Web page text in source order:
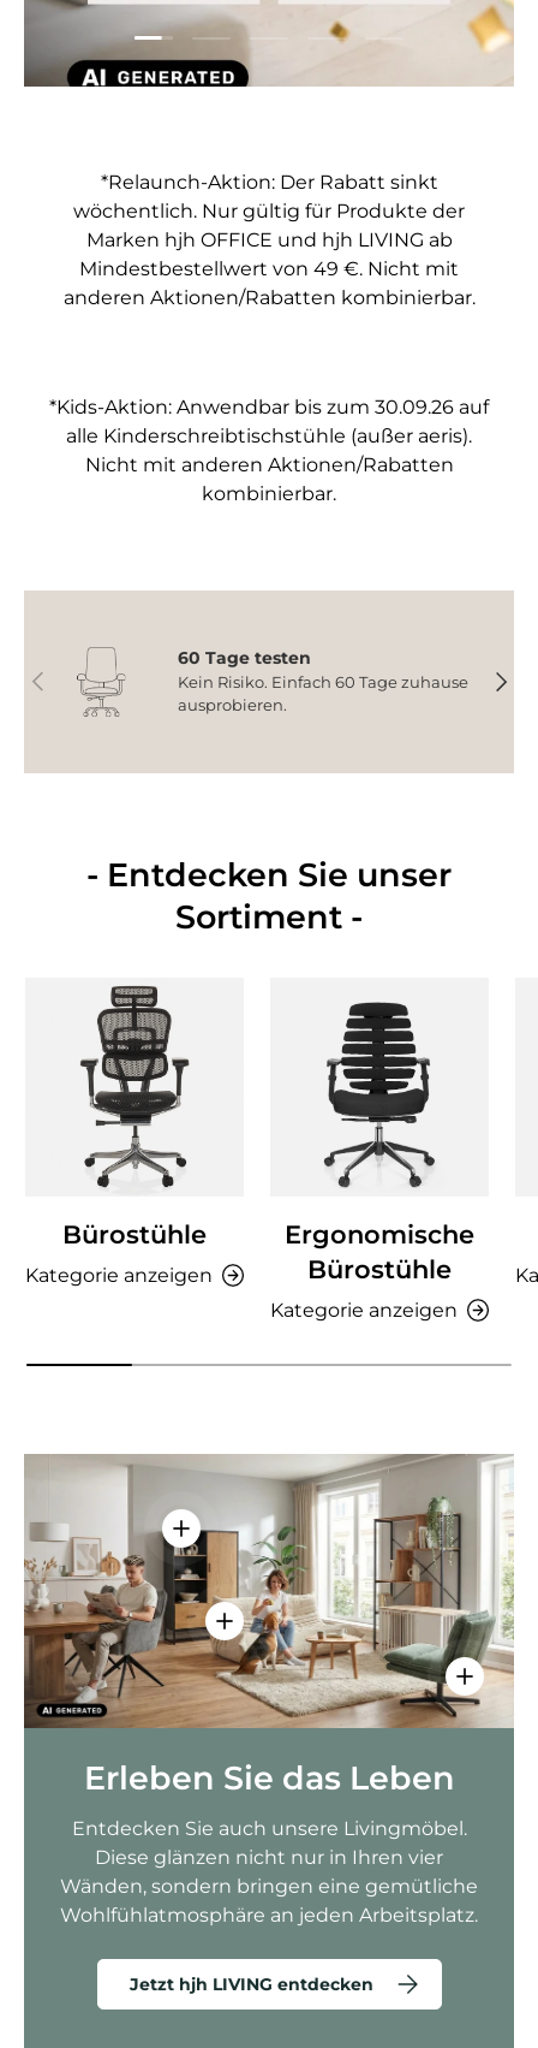
Folie laden 1 von 5
Folie laden 2 von 5
Folie laden 3 von 5
Folie laden 4 von 5
Folie laden 5
*Relaunch-Aktion: Der Rabatt sinkt
wöchentlich. Nur gültig für Produkte der
Marken hjh OFFICE und hjh LIVING ab
Mindestbestellwert von 49 €. Nicht mit
anderen Aktionen/Rabatten kombinierbar.
*Kids-Aktion: Anwendbar bis zum 30.09.26 auf
alle Kinderschreibtischstühle (außer aeris).
Nicht mit anderen Aktionen/Rabatten
kombinierbar.
Vorherige
60 Tage testen
Kein Risiko. Einfach 60 Tage zuhause
ausprobieren.
- Entdecken Sie unser
Sortiment -
Bürostühle
Kategorie anzeigen
Ergonomische
Bürostühle
Kategorie anzeigen
Einzelheiten anzeigen - AMIO H -
Einzelheiten anzeigen - Sitzolo 2
Erleben Sie das Leben
Entdecken Sie auch unsere Livingmöbel.
Diese glänzen nicht nur in Ihren vier
Wänden, sondern bringen eine gemütliche
Wohlfühlatmosphäre an jeden Arbeitsplatz.
Jetzt hjh LIVING entdecken